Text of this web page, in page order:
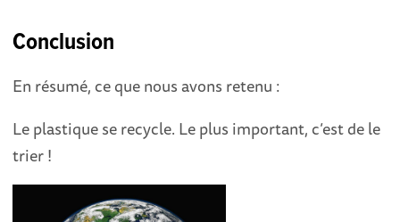
Conclusion
En résumé, ce que nous avons retenu :
Le plastique se recycle. Le plus important, c’est de le
trier !